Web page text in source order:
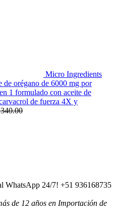
Micro Ingredients
de orégano de 6000 mg por
1 formulado con aceite de
de fuerza 4X y
WhatsApp 24/7! +51 936168735
de 12 años en Importación de